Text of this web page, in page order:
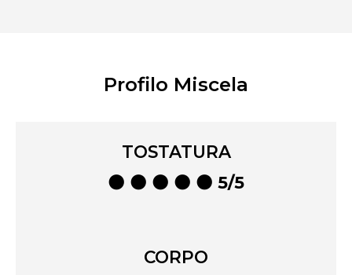
Profilo Miscela
TOSTATURA
⚫ ⚫ ⚫ ⚫ ⚫ 5/5
CORPO